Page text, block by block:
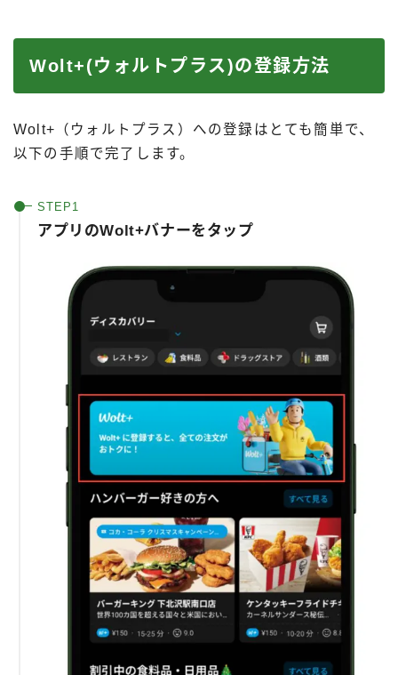
Wolt+(ウォルトプラス)の登録方法
Wolt+（ウォルトプラス）への登録はとても簡単で、
以下の手順で完了します。
アプリのWolt+バナーをタップ